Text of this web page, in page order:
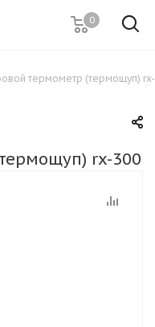
0
термометр (термощуп) rx-
rx-300